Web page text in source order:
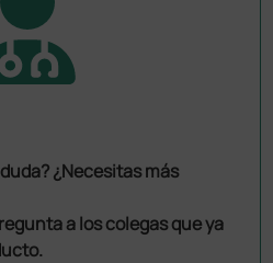
¿Necesitas más
a los colegas que ya